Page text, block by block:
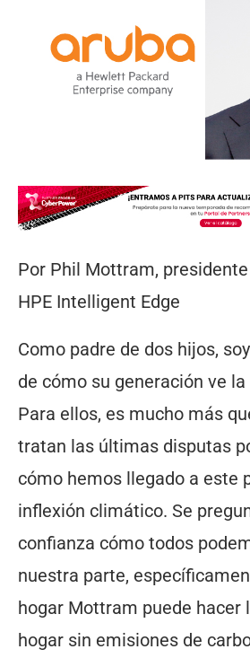
Por Phil Mottram,
HPE Intelligent Edge
Como padre de dos hijos,
de cómo su generación ve
Para ellos, es mucho más
tratan las últimas disputas
cómo hemos llegado a este
inflexión climático. Se
confianza cómo todos
nuestra parte,
hogar Mottram puede hacer
hogar sin emisiones de